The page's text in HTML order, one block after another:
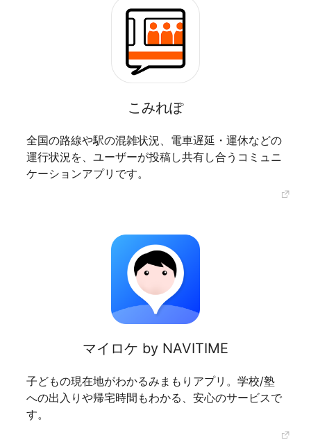
こみれぽ
全国の路線や駅の混雑状況、電車遅延・運休などの
運行状況を、ユーザーが投稿し共有し合うコミュニ
ケーションアプリです。
マイロケ by NAVITIME
子どもの現在地がわかるみまもりアプリ。学校/塾
への出入りや帰宅時間もわかる、安心のサービスで
す。